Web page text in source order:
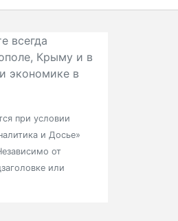
всегда
Крыму и в
экономике в
при условии
и Досье»
от
или